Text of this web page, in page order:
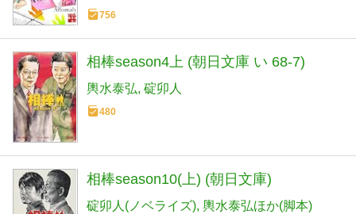
756
相棒season4上 (朝日文庫 い 68-7)
輿水泰弘 碇卯人
480
相棒season10(上) (朝日文庫)
碇卯人(ノベライズ) 輿水泰弘ほか(脚本)